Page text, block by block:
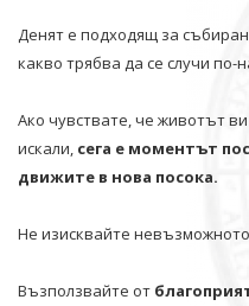
Денят е подходящ за
какво трябва да се случи по-
Ако чувствате, че животът
искали, сега е моментът
движите в нова посока.
Не изисквайте невъзможното
Възползвайте от